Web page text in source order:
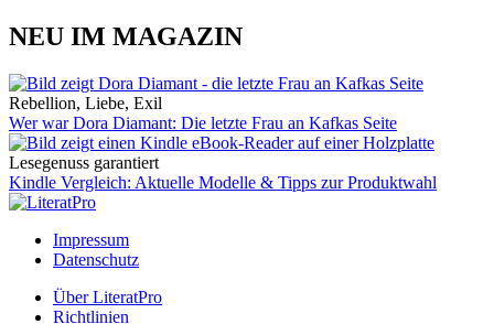
NEU IM MAGAZIN
Rebellion, Liebe, Exil
Wer war Dora Diamant: Die letzte Frau an Kafkas Seite
Lesegenuss garantiert
Kindle Vergleich: Aktuelle Modelle & Tipps zur Produktwahl
Impressum
Datenschutz
Über LiteratPro
Richtlinien